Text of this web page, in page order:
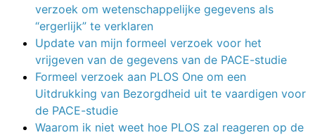
verzoek om wetenschappelijke gegevens als
“ergerlijk” te verklaren
Update van mijn formeel verzoek voor het
vrijgeven van de gegevens van de PACE-studie
Formeel verzoek aan PLOS One om een
Uitdrukking van Bezorgdheid uit te vaardigen voor
de PACE-studie
Waarom ik niet weet hoe PLOS zal reageren op de